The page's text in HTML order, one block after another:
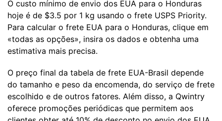
O custo mínimo de envio dos EUA para o Honduras
hoje é de $3.5 por 1 kg usando o frete USPS Priority.
Para calcular o frete EUA para o Honduras, clique em
«todas as opções», insira os dados e obtenha uma
estimativa mais precisa.
O preço final da tabela de frete EUA-Brasil depende
do tamanho e peso da encomenda, do serviço de frete
escolhido e de outros fatores. Além disso, a Qwintry
oferece promoções periódicas que permitem aos